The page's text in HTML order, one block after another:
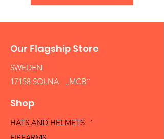
Our Flagship Store
SWEDEN
17158 SOLNA ,,MCB´´
Shop
HATS AND HELMETS '